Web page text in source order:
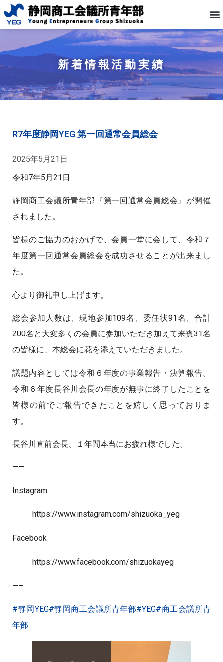
新着情報活動実績
R7年度静岡YEG 第一回通常会員総会
2025年5月21日
令和7年5月21日
静岡商工会議所青年部『第一回通常会員総会』が開催
されました。
皆様のご協力のおかげで、会員一堂に会して、令和７
年度第一回通常会員総会を成功させることが出来まし
た。
心より御礼申し上げます。
総会参加人数は、現地参加109名、委任状91名、合計
200名と大変多くの会員に参加いただき加えて来賓31名
の皆様に、本総会に花を添えていただきました。
議題内容としては令和６年度の事業報告・決算報告。
令和６年度長谷川会長の年度が無事に終了したことを
皆様の前でご報告できたことを嬉しく思っておりま
す。
長谷川直前会長、１年間本当にお疲れ様でした。
——
Instagram
https://www.instagram.com/shizuoka_yeg
Facebook
https://www.facebook.com/shizuokayeg
—–
#静岡YEG#静岡商工会議所青年部#YEG#商工会議所青
年部